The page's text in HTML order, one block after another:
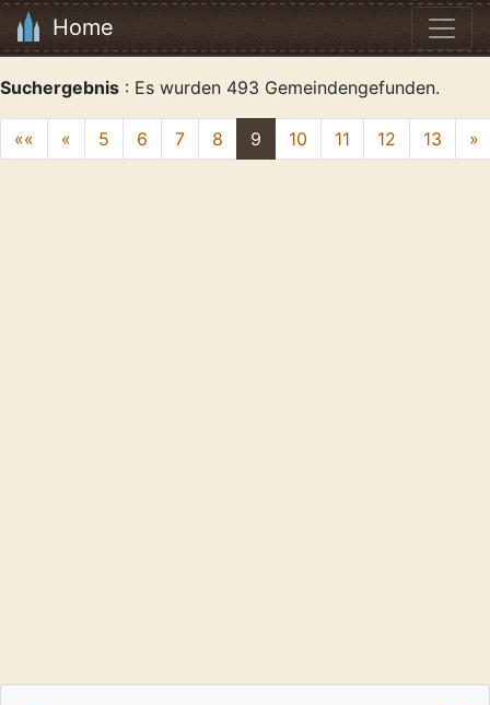
Home
Suchergebnis : Es wurden 493 Gemeindengefunden.
«« « 5 6 7 8 9 10 11 12 13 »